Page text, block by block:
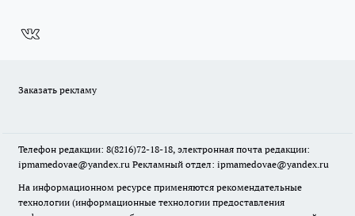
Заказать рекламу
Телефон редакции: 8(8216)72-18-18, электронная почта редакции:
ipmamedovae@yandex.ru Рекламный отдел: ipmamedovae@yandex.ru
На информационном ресурсе применяются рекомендательные
технологии (информационные технологии предоставления